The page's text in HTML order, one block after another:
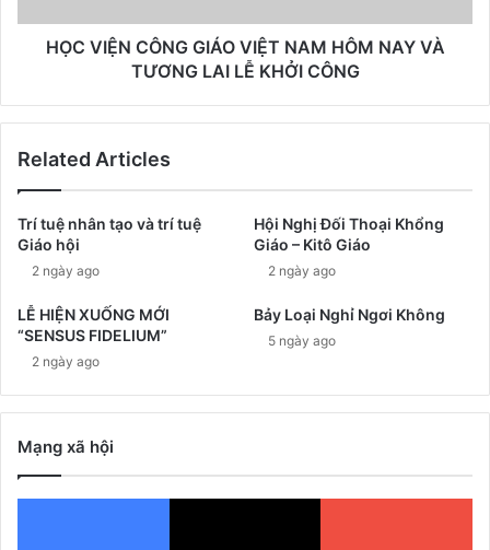
HỌC VIỆN CÔNG GIÁO VIỆT NAM HÔM NAY VÀ
TƯƠNG LAI LỄ KHỞI CÔNG
Related Articles
Trí tuệ nhân tạo và trí tuệ
Giáo hội
2 ngày ago
Hội Nghị Đối Thoại Khổng
Giáo – Kitô Giáo
2 ngày ago
LỄ HIỆN XUỐNG MỚI
“SENSUS FIDELIUM”
2 ngày ago
Bảy Loại Nghỉ Ngơi Không
5 ngày ago
Mạng xã hội